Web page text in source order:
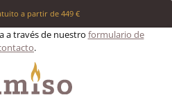
a partir de 449 €
a través de nuestro formulario de
.